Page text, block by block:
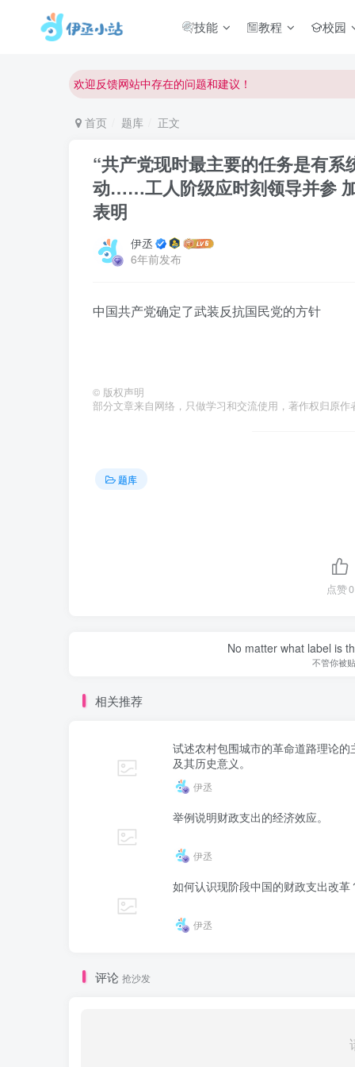
技能 教程 校园
常用软件下载和答疑群进群方式
欢迎反馈网站中存在的问题和建议！
首页 题库 正文
“共产党现时最主要的任务是有
动……工人阶级应时刻领导并参
表明
伊丞
6年前发布
中国共产党确定了武装反抗国民党的方针
© 版权声明
部分文章来自网络，只做学习和交流使用，著作权归原作
题库
点赞0
No matter what label is
不管你被
相关推荐
试述农村包围城市的革命道路理论的
及其历史意义。
伊丞
举例说明财政支出的经济效应。
伊丞
如何认识现阶段中国的财政支出改革
伊丞
评论 抢沙发